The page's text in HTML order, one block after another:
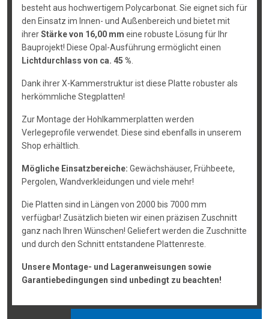
besteht aus hochwertigem Polycarbonat. Sie eignet sich für
den Einsatz im Innen- und Außenbereich und bietet mit
ihrerStärke von 16,00 mm eine robuste Lösung für Ihr
Bauprojekt! Diese Opal-Ausführung ermöglicht einen
Lichtdurchlass von ca. 45 %
Dank ihrer X-Kammerstruktur ist diese Platte robuster als
herkömmliche Stegplatten!
Zur Montage der Hohlkammerplatten werden
Verlegeprofile verwendet. Diese sind ebenfalls in unserem
Shop erhältlich.
Mögliche Einsatzbereiche: Gewächshäuser, Frühbeete,
Pergolen, Wandverkleidungen und viele mehr!
Die Platten sind in Längen von 2000 bis 7000 mm
verfügbar! Zusätzlich bieten wir einen präzisen Zuschnitt
ganz nach Ihren Wünschen! Geliefert werden die Zuschnitte
und durch den Schnitt entstandene Plattenreste.
Unsere Montage- und Lageranweisungen sowie
Garantiebedingungen sind unbedingt zu beachten!